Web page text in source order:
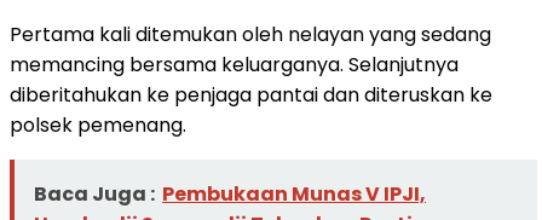
Pertama kali ditemukan oleh nelayan yang sedang
memancing bersama keluarganya. Selanjutnya
diberitahukan ke penjaga pantai dan diteruskan ke
polsek pemenang.
Baca Juga : Pembukaan Munas V IPJI,